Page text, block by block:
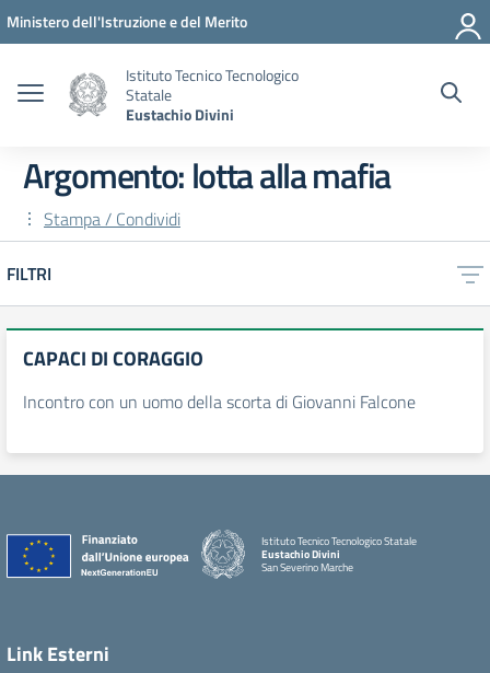
Vai ai contenuti
Vai al menu di navigazione
Vai al footer
Ministero dell'Istruzione e del Merito
Istituto Tecnico Tecnologico
Statale
Eustachio Divini
Argomento: lotta alla mafia
Stampa / Condividi
FILTRI
CAPACI DI CORAGGIO
Incontro con un uomo della scorta di Giovanni Falcone
Istituto Tecnico Tecnologico Statale
Eustachio Divini
San Severino Marche
Link Esterni